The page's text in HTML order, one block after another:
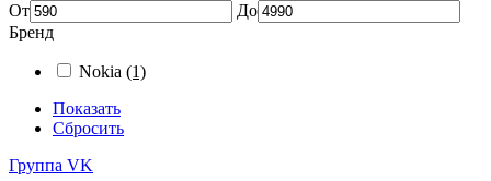
От
До
Бренд
Nokia (1)
Показать
Сбросить
Группа VK